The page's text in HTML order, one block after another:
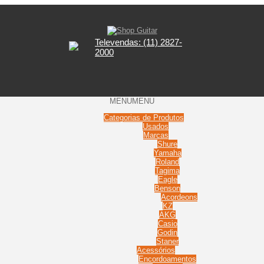
Televendas: (11) 2827-
2000
MENUMENU
Categorias de Produtos
Usados
Marcas
Shure
Yamaha
Roland
Tagima
Eagle
Benson
Acordeons
KZ
AKG
Casio
Godin
Staner
Acessórios
Encordoamentos